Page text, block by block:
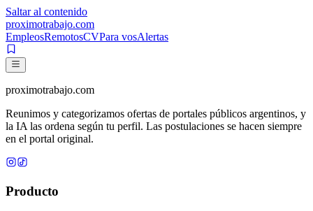
Saltar al contenido
proximotrabajo.com
EmpleosRemotosCVPara vosAlertas
proximotrabajo.com
Reunimos y categorizamos ofertas de portales públicos argentinos, y
la IA las ordena según tu perfil. Las postulaciones se hacen siempre
en el portal original.
Producto